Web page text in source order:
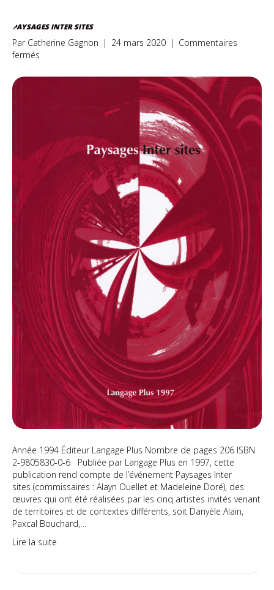
PAYSAGES INTER SITES
Par Catherine Gagnon | 24 mars 2020 | Commentaires
fermés
Inter
Année 1994 Éditeur Langage Plus Nombre de pages 206 ISBN
2-9805830-0-6 Publiée par Langage Plus en 1997, cette
publication rend compte de l’événement Paysages Inter
sites (commissaires : Alayn Ouellet et Madeleine Doré), des
œuvres qui ont été réalisées par les cinq artistes invités venant
de territoires et de contextes différents, soit Danyèle Alain,
Paxcal Bouchard,…
Lire la suite